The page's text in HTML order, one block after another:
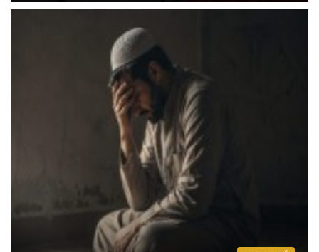
الخميس 6 أغسطس 2026 10:45 ص